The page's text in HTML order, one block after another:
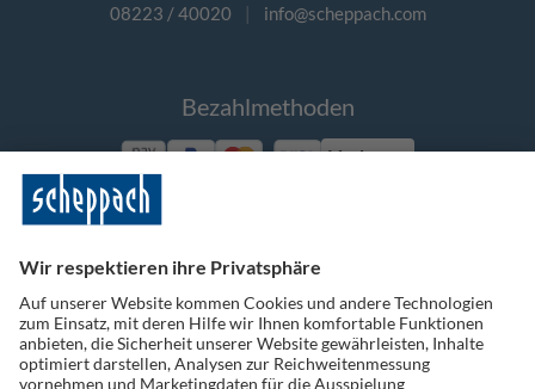
08223 / 40020 | info@scheppach.com
Bezahlmethoden
Vorkasse
Folge uns auf Social Media